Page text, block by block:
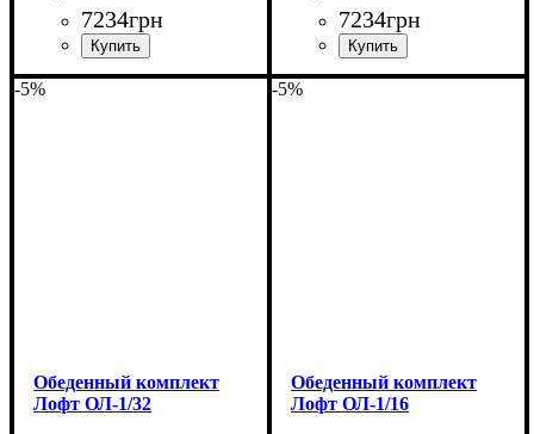
7234грн 7234грн
-5%
Обеденный комплект
Лофт ОЛ-1/32
-5%
Обеденный комплект
Лофт ОЛ-1/16